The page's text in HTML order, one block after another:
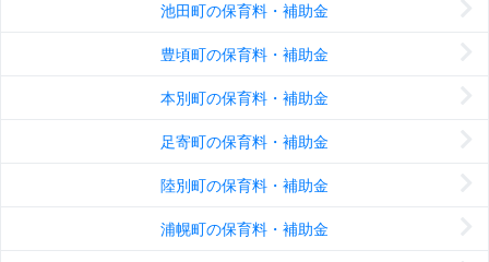
池田町の保育料・補助金
豊頃町の保育料・補助金
本別町の保育料・補助金
足寄町の保育料・補助金
陸別町の保育料・補助金
浦幌町の保育料・補助金